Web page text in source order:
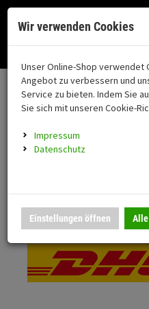
Fahrzeugteile
Neuheiten
coming soon
Anmelden | Registrieren
Nutzung unserer Dienste
Okay
Menü
Motorrad auswählen
Versand &
Bitte wählen Sie Ihr Lieferland.
DHL National
Wir verwenden Cookies
Unser Online-Shop verwendet
Angebot zu verbessern und
Service zu bieten. Indem Sie
Sie sich mit unseren Cookie-
Impressum
Datenschutz
Einstellungen öffnen